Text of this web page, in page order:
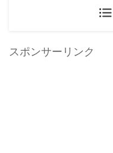
スポンサーリンク